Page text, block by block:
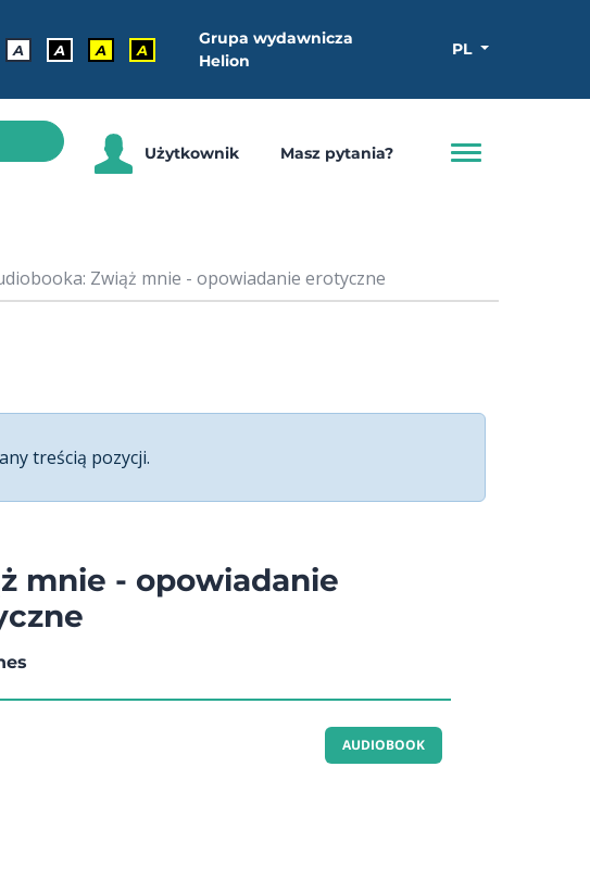
A A A A
Grupa wydawnicza
Helion
PL
Użytkownik Masz pytania?
Zwiąż mnie - opowiadanie erotyczne
treścią pozycji.
mnie - opowiadanie
AUDIOBOOK